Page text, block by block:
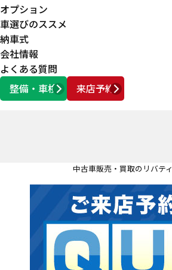
オプション
車選びのススメ
納車式
会社情報
よくある質問
整備・車検
来店予約
営業時間 AM10:00 ～ PM6:00
中古車販売・買取のリバティ